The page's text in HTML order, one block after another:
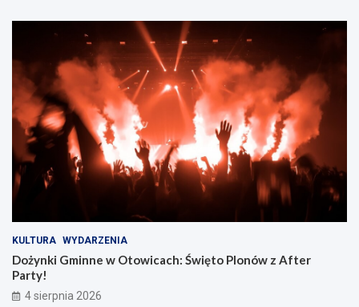
KULTURA WYDARZENIA
Dożynki Gminne w Otowicach: Święto Plonów z After
Party!
4 sierpnia 2026